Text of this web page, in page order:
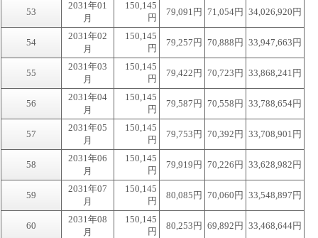
53
2031年01
月
150,145
円
79,091円 71,054円 34,026,920円
54
2031年02
月
150,145
円
79,257円 70,888円 33,947,663円
55
2031年03
月
150,145
円
79,422円 70,723円 33,868,241円
56
2031年04
月
150,145
円
79,587円 70,558円 33,788,654円
57
2031年05
月
150,145
円
79,753円 70,392円 33,708,901円
58
2031年06
月
150,145
円
79,919円 70,226円 33,628,982円
59
2031年07
月
150,145
円
80,085円 70,060円 33,548,897円
60
2031年08
月
150,145
円
80,253円 69,892円 33,468,644円